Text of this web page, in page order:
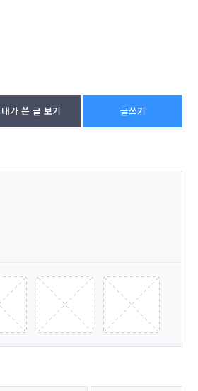
내가 쓴 글 보기 글쓰기